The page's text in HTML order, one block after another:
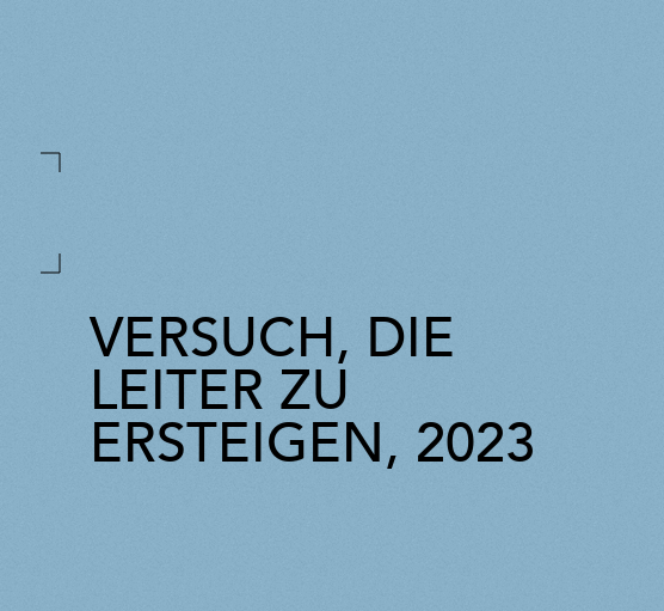
VERSUCH, DIE
LEITER ZU
ERSTEIGEN, 2023